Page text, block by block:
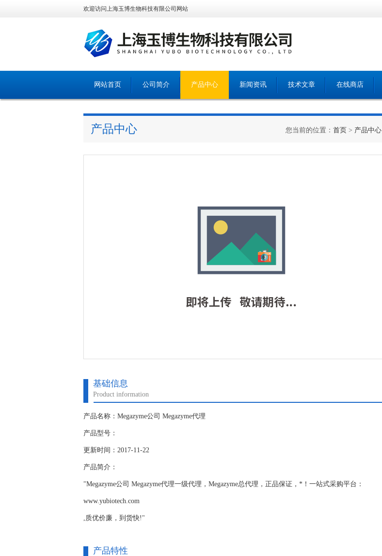
欢迎访问上海玉博生物科技有限公司网站
网站首页 公司简介 产品中心 新闻资讯 技术文章 在线商店
产品中心 您当前的位置： 首页 > 产品中心
基础信息
Product information
产品名称：Megazyme公司 Megazyme代理
产品型号：
更新时间：2017-11-22
产品简介：
"Megazyme公司 Megazyme代理一级代理，Megazyme总代理，正品保证，*！一站式采购平台：
www.yubiotech.com
,质优价廉，到货快!"
产品特性